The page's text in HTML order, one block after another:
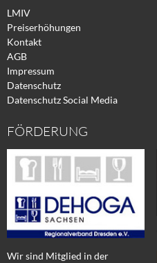
LMIV
Preiserhöhungen
Kontakt
AGB
Impressum
Datenschutz
Datenschutz Social Media
FÖRDERUNG
Wir sind Mitglied in der